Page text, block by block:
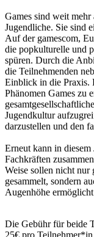
Games sind weit
Jugendliche. Sie sind
Auf der gamescom,
die popkulturelle und
spüren. Durch die
die Teilnehmenden
Einblick in die Praxis.
Phänomen Games zu
Jugendkultur
darzustellen und den
Erneut kann in
Fachkräften
Weise sollen nicht nur
gesammelt, sondern
Augenhöhe
Die Gebühr für beide
25€ pro